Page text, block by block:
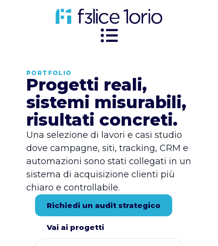
PORTFOLIO
Progetti reali,
sistemi misurabili,
risultati concreti.
Una selezione di lavori e casi studio
dove campagne, siti, tracking, CRM e
automazioni sono stati collegati in un
sistema di acquisizione clienti più
chiaro e controllabile.
Richiedi un audit strategico
Vai ai progetti